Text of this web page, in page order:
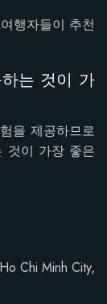
행자들이 추천
는 것이 가
을 제공하므로
것이 가장 좋은
Chi Minh City,